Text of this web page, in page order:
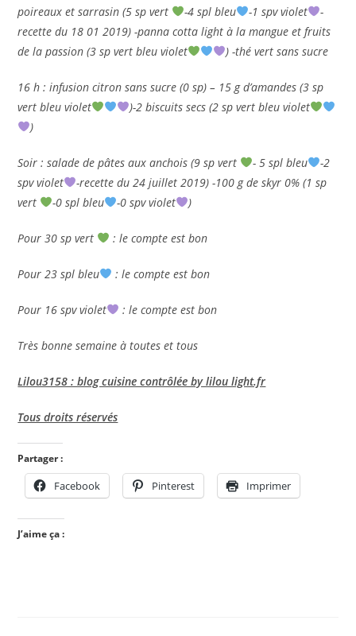
poireaux et sarrasin (5 sp vert
-4 spl bleu -1 spv violet
-
recette du 18 01 2019) -panna cotta light à la mangue et fruits
de la passion (3 sp vert bleu violet
) -thé vert sans sucre
16 h : infusion citron sans sucre (0 sp) – 15 g d’amandes (3 sp
vert bleu violet
)-2 biscuits secs (2 sp vert bleu violet
)
Soir : salade de pâtes aux anchois (9 sp vert - 5 spl bleu
-2
spv violet
-recette du 24 juillet 2019) -100 g de skyr 0% (1 sp
vert
-0 spl bleu -0 spv violet )
Pour 30 sp vert : le compte est bon
Pour 23 spl bleu : le compte est bon
Pour 16 spv violet : le compte est bon
Très bonne semaine à toutes et tous
Lilou3158 : blog cuisine contrôlée by lilou light.fr
Tous droits réservés
Partager :
Facebook Pinterest Imprimer
J’aime ça :